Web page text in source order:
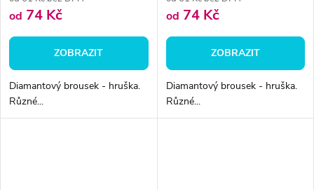
od 74 Kč
ZOBRAZIT
Diamantový brousek - hruška.
Různé...
od 74 Kč
ZOBRAZIT
Diamantový brousek - hruška.
Různé...